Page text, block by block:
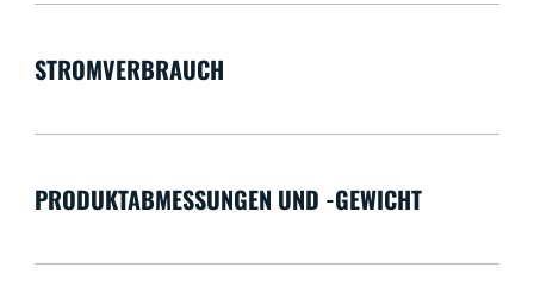
STROMVERBRAUCH
PRODUKTABMESSUNGEN UND -GEWICHT